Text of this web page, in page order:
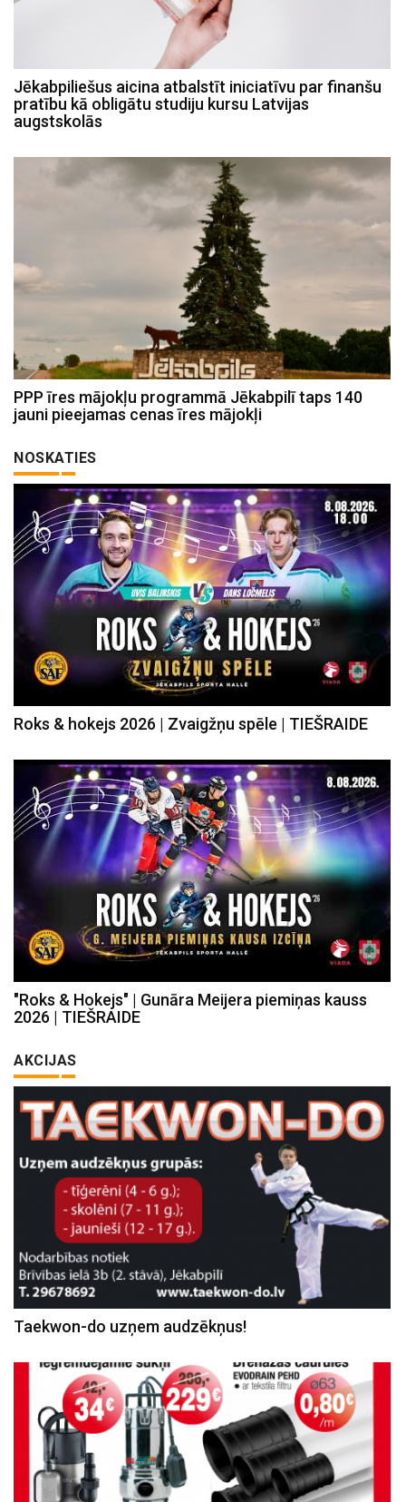
Jēkabpiliešus aicina atbalstīt iniciatīvu par finanšu
pratību kā obligātu studiju kursu Latvijas
augstskolās
PPP īres mājokļu programmā Jēkabpilī taps 140
jauni pieejamas cenas īres mājokļi
NOSKATIES
Roks & hokejs 2026 | Zvaigžņu spēle | TIEŠRAIDE
"Roks & Hokejs" | Gunāra Meijera piemiņas kauss
2026 | TIEŠRAIDE
AKCIJAS
Taekwon-do uzņem audzēkņus!